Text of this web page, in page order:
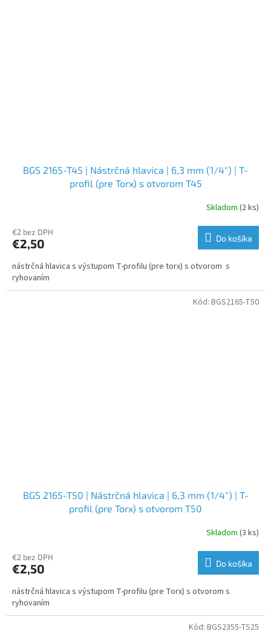
BGS 2165-T45 | Nástrčná hlavica | 6,3 mm (1/4") | T-
profil (pre Torx) s otvorom T45
Skladom (2 ks)
€2 bez DPH
€2,50 Do košíka
nástrčná hlavica s výstupom T-profilu (pre torx) s otvorom s
ryhovaním
BGS 2165-T50 | Nástrčná hlavica | 6,3 mm (1/4") | T-
profil (pre Torx) s otvorom T50
Skladom (3 ks)
€2 bez DPH
€2,50 Do košíka
nástrčná hlavica s výstupom T-profilu (pre Torx) s otvorom s
ryhovaním
Kód: BGS2165-T50
Kód: BGS2355-TS25